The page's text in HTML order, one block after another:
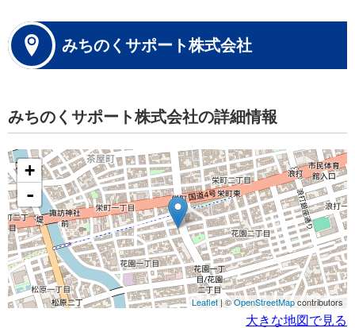
みちのくサポート株式会社
みちのくサポート株式会社の詳細情報
+
-
Leaflet| ©OpenStreetMapcontributors
大きな地図で見る